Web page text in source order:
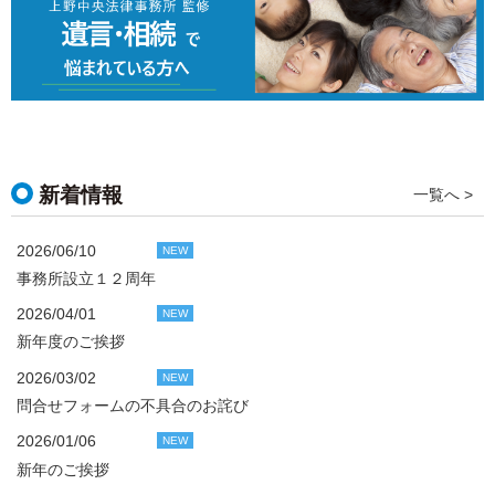
新着情報 一覧へ >
2026/06/10 NEW
事務所設立１２周年
2026/04/01 NEW
新年度のご挨拶
2026/03/02 NEW
問合せフォームの不具合のお詫び
2026/01/06 NEW
新年のご挨拶